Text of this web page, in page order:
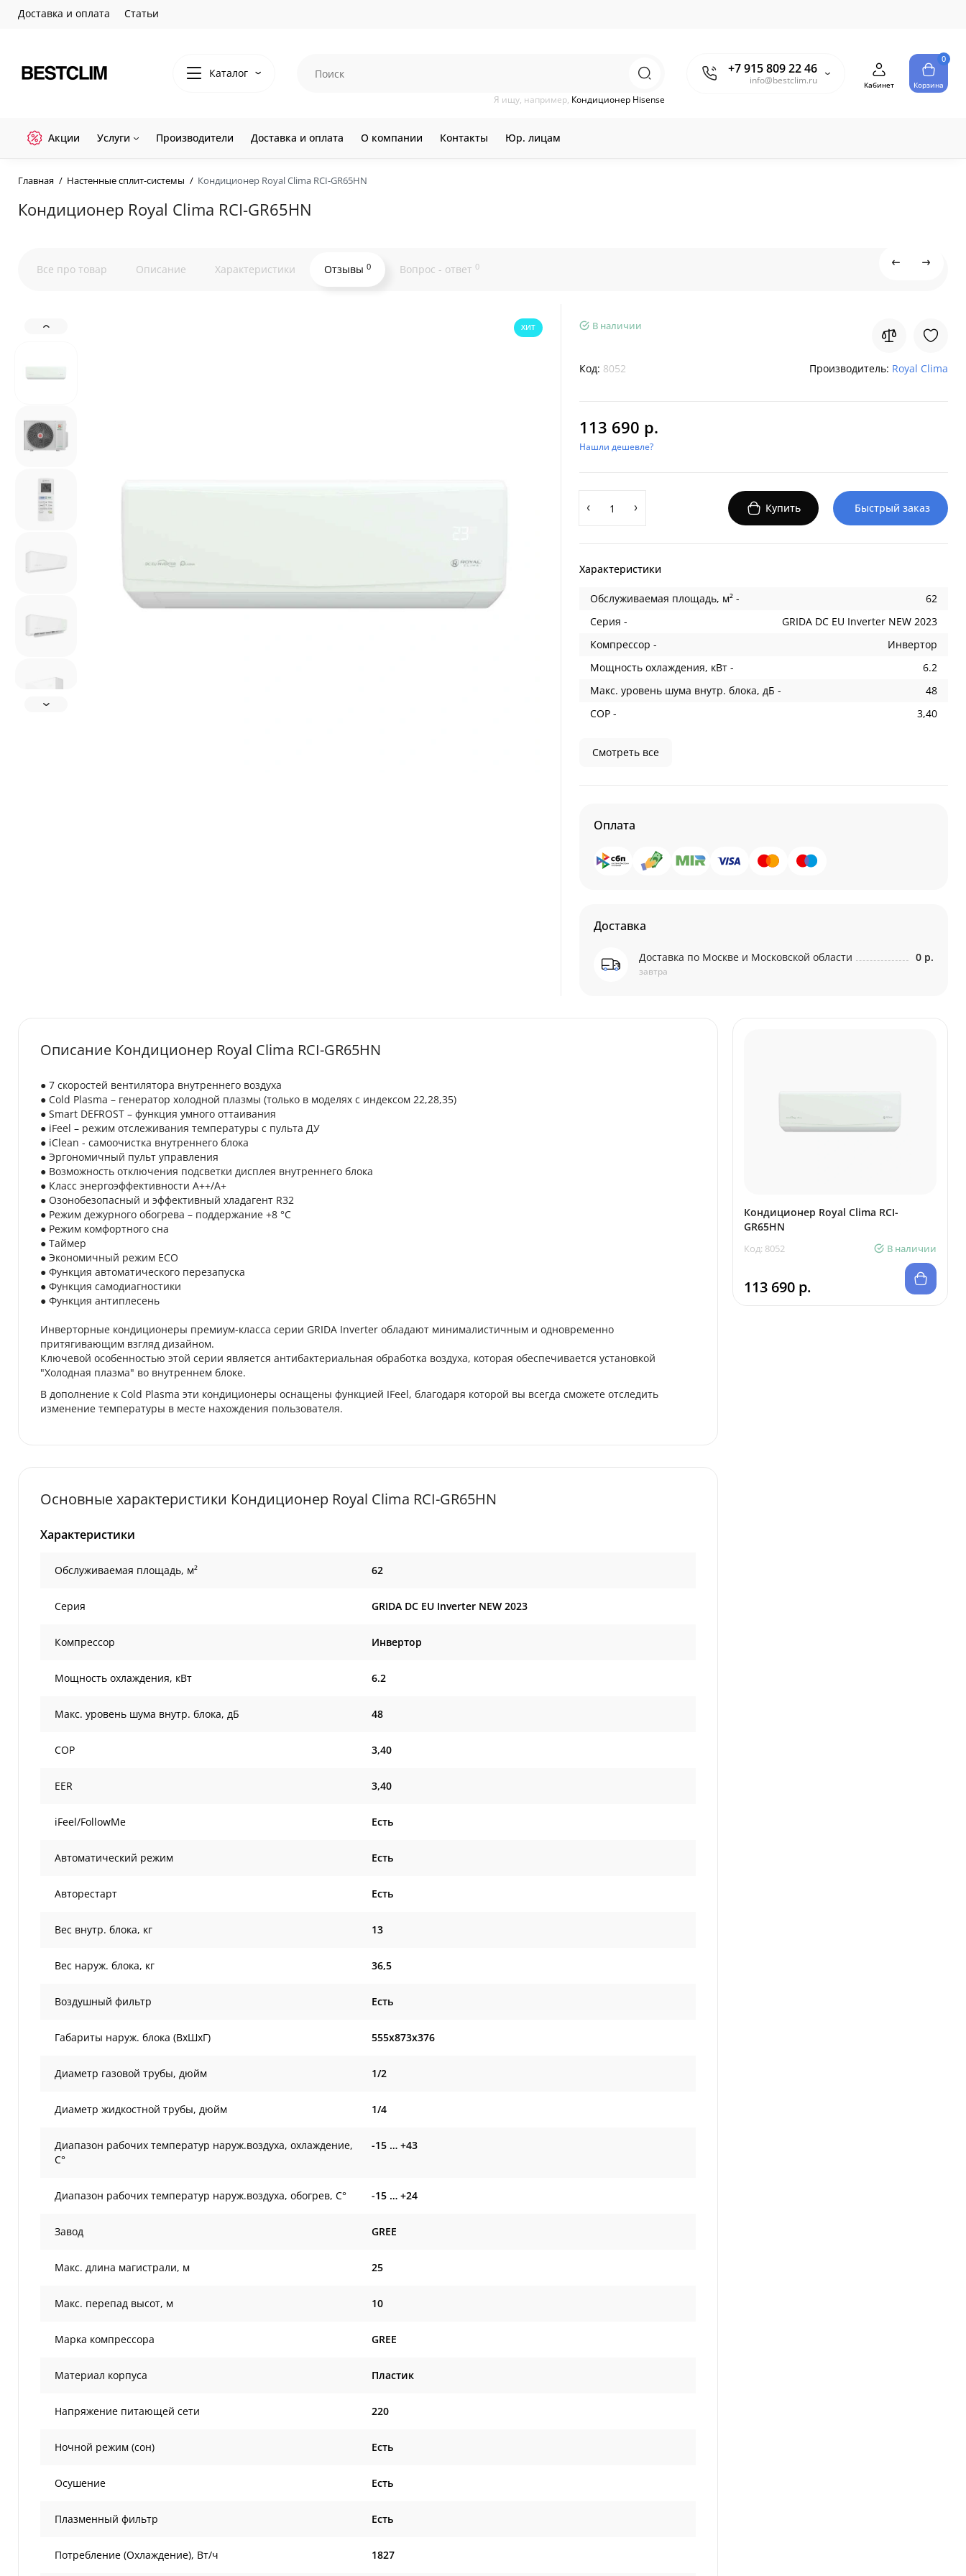
Доставка и оплата Статьи
Каталог +7 915 809 22 46
info@bestclim.ru
Я ищу, например, Кондиционер Hisense
Кабинет
0
Корзина
Акции Услуги Производители Доставка и оплата О компании Контакты Юр. лицам
Главная Настенные сплит-системы Кондиционер Royal Clima RCI-GR65HN
Кондиционер Royal Clima RCI-GR65HN
Все про товар Описание Характеристики Отзывы 0 Вопрос - ответ 0
ХИТ В наличии
Код: 8052 Производитель: Royal Clima
113 690 р.
Нашли дешевле?
Купить Быстрый заказ
Характеристики
Обслуживаемая площадь, м² -
62
Серия -
GRIDA DC EU Inverter NEW 2023
Компрессор -
Инвертор
Мощность охлаждения, кВт -
6.2
Макс. уровень шума внутр. блока, дБ -
48
COP -
3,40
Смотреть все
Оплата
Доставка
Доставка по Москве и Московской области
завтра
0 р.
Описание Кондиционер Royal Clima RCI-GR65HN
● 7 скоростей вентилятора внутреннего воздуха
● Cold Plasma – генератор холодной плазмы (только в моделях с индексом 22,28,35)
● Smart DEFROST – функция умного оттаивания
● iFeel – режим отслеживания температуры с пульта ДУ
● iClean - cамоочистка внутреннего блока
● Эргономичный пульт управления
● Возможность отключения подсветки дисплея внутреннего блока
● Класс энергоэффективности A++/A+
● Озонобезопасный и эффективный хладагент R32
● Режим дежурного обогрева – поддержание +8 °C
● Режим комфортного сна
● Таймер
● Экономичный режим ECO
● Функция автоматического перезапуска
● Функция самодиагностики
● Функция антиплесень
Инверторные кондиционеры премиум-класса серии GRIDA Inverter обладают минималистичным и одновременно
притягивающим взгляд дизайном.
Ключевой особенностью этой серии является антибактериальная обработка воздуха, которая обеспечивается установкой
"Холодная плазма" во внутреннем блоке.
В дополнение к Cold Plasma эти кондиционеры оснащены функцией IFeel, благодаря которой вы всегда сможете отследить
изменение температуры в месте нахождения пользователя.
Основные характеристики Кондиционер Royal Clima RCI-GR65HN
Характеристики
Обслуживаемая площадь, м² 62
Серия GRIDA DC EU Inverter NEW 2023
Компрессор Инвертор
Мощность охлаждения, кВт 6.2
Макс. уровень шума внутр. блока, дБ 48
COP 3,40
EER 3,40
iFeel/FollowMe Есть
Автоматический режим Есть
Авторестарт Есть
Вес внутр. блока, кг 13
Вес наруж. блока, кг 36,5
Воздушный фильтр Есть
Габариты наруж. блока (ВxШxГ) 555x873x376
Диаметр газовой трубы, дюйм 1/2
Диаметр жидкостной трубы, дюйм 1/4
Диапазон рабочих температур наруж.воздуха, охлаждение,
С°
-15 … +43
Диапазон рабочих температур наруж.воздуха, обогрев, С° -15 … +24
Завод GREE
Макс. длина магистрали, м 25
Макс. перепад высот, м 10
Марка компрессора GREE
Материал корпуса Пластик
Напряжение питающей сети 220
Ночной режим (сон) Есть
Осушение Есть
Плазменный фильтр Есть
Потребление (Охлаждение), Вт/ч 1827
Кондиционер Royal Clima RCI-
GR65HN
Код: 8052 В наличии
113 690 р.